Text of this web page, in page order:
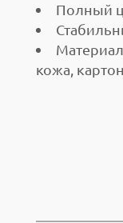
Полный
кожа,